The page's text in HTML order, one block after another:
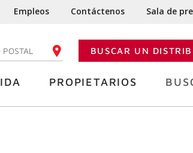
Empleos Contáctenos Sala de
SU CÓDIGO POSTAL BUSCAR UN
PROPIETARIOS